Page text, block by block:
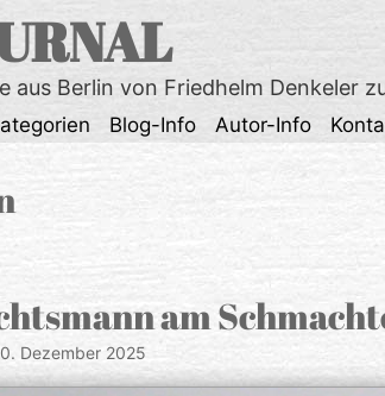
aus Berlin von Friedhelm Denkeler
Blog-Info Autor-Info
am
Dezember 2025